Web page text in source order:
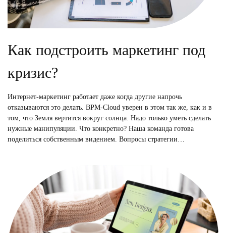
Как подстроить маркетинг под
кризис?
Интернет-маркетинг работает даже когда другие напрочь
отказываются это делать. BPM-Cloud уверен в этом так же, как и в
том, что Земля вертится вокруг солнца. Надо только уметь сделать
нужные манипуляции. Что конкретно? Наша команда готова
поделиться собственным видением. Вопросы стратегии…